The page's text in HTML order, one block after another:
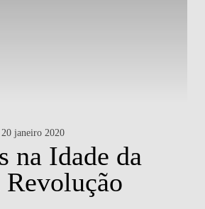
20 janeiro 2020
na Idade da
Revolução